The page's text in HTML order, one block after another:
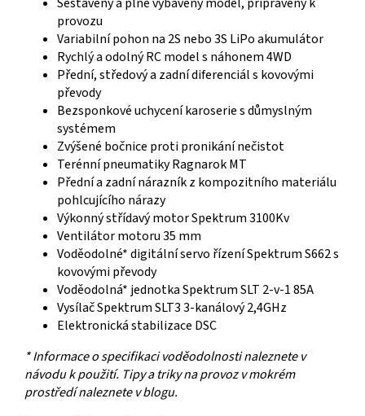
provozu
Variabilní pohon na 2S nebo 3S LiPo akumulátor
Rychlý a odolný RC model s náhonem 4WD
Přední, středový a zadní diferenciál s kovovými
převody
Bezsponkové uchycení karoserie s důmyslným
systémem
Zvýšené bočnice proti pronikání nečistot
Terénní pneumatiky Ragnarok MT
Přední a zadní nárazník z kompozitního materiálu
pohlcujícího nárazy
Výkonný střídavý motor Spektrum 3100Kv
Ventilátor motoru 35 mm
Voděodolné* digitální servo řízení Spektrum S662 s
kovovými převody
Voděodolná* jednotka Spektrum SLT 2-v-1 85A
Vysílač Spektrum SLT3 3-kanálový 2,4GHz
Elektronická stabilizace DSC
* Informace o specifikaci voděodolnosti naleznete v
návodu k použití. Tipy a triky na provoz v mokrém
prostředí naleznete v blogu.